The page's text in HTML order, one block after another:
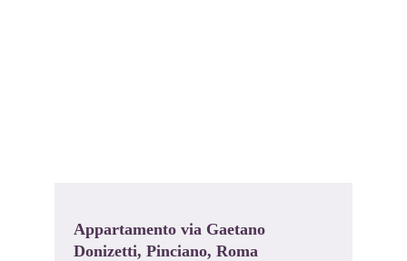
Appartamento via Gaetano
Donizetti, Pinciano, Roma